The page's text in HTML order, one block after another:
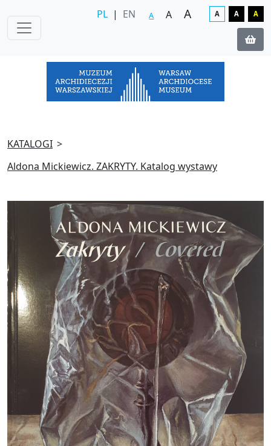
PL | EN A A A A A A
KATALOGI
Aldona Mickiewicz. ZAKRYTY. Katalog wystawy